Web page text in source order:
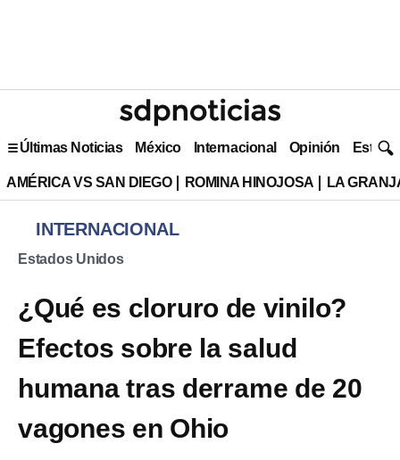
Últimas Noticias México Internacional Opinión Estilo
AMÉRICA VS SAN DIEGO ROMINA HINOJOSA LA
INTERNACIONAL
Estados Unidos
¿Qué es cloruro de vinilo?
Efectos sobre la salud
humana tras derrame de 20
vagones en Ohio